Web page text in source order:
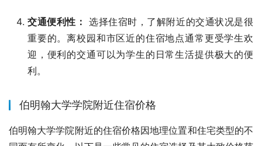
交通便利性： 选择住宿时，了解附近的交通状况是很
重要的。离校园和市区近的住宿地点通常更受学生欢
迎，便利的交通可以为学生的日常生活提供极大的便
利。
伯明翰大学学院附近住宿价格
伯明翰大学学院附近的住宿价格因地理位置和住宅类型的不